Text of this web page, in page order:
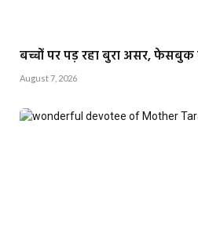
बच्चों पर पड़ रहा बुरा असर, फेसबुक
August 7, 2026